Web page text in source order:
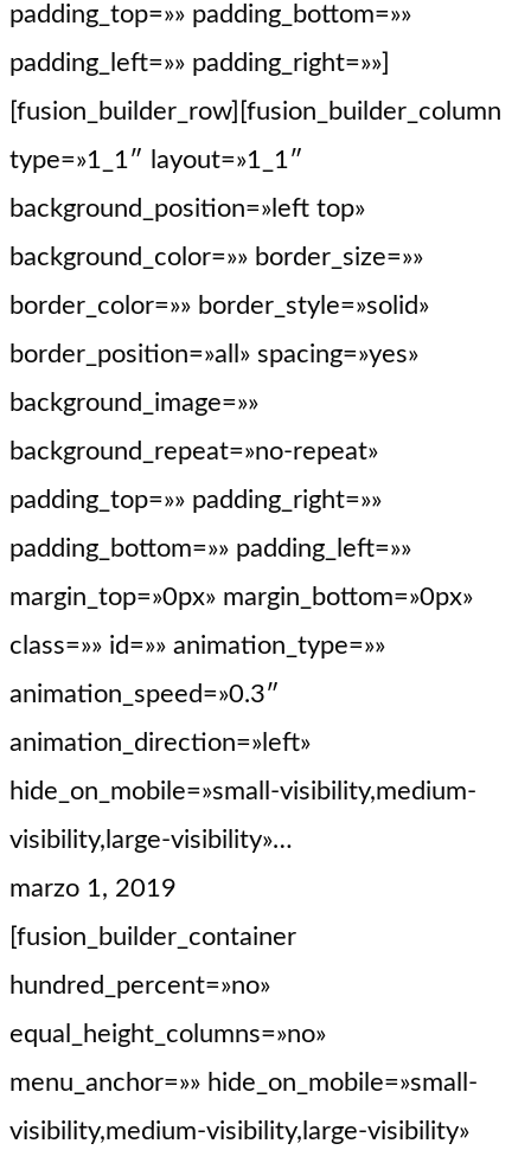
padding_top=»» padding_bottom=»»
padding_left=»» padding_right=»»]
[fusion_builder_row][fusion_builder_column
type=»1_1″ layout=»1_1″
background_position=»left top»
background_color=»» border_size=»»
border_color=»» border_style=»solid»
border_position=»all» spacing=»yes»
background_image=»»
background_repeat=»no-repeat»
padding_top=»» padding_right=»»
padding_bottom=»» padding_left=»»
margin_top=»0px» margin_bottom=»0px»
class=»» id=»» animation_type=»»
animation_speed=»0.3″
animation_direction=»left»
hide_on_mobile=»small-visibility,medium-
visibility,large-visibility»…
marzo 1, 2019
[fusion_builder_container
hundred_percent=»no»
equal_height_columns=»no»
menu_anchor=»» hide_on_mobile=»small-
visibility,medium-visibility,large-visibility»